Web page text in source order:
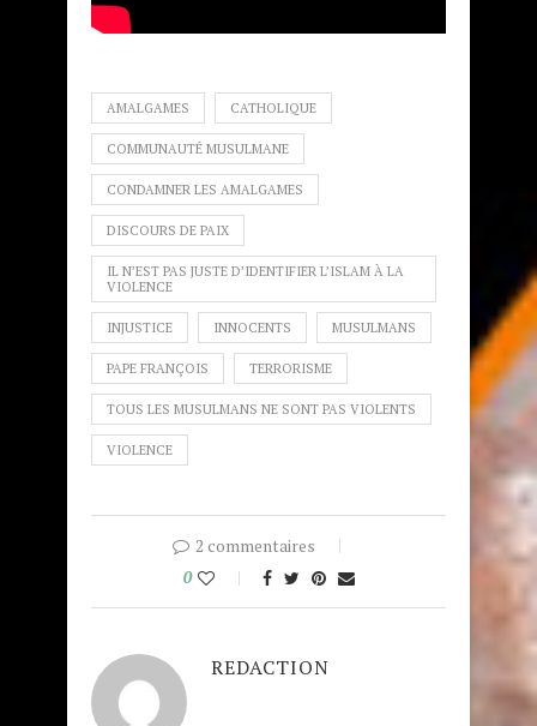
AMALGAMES CATHOLIQUE
COMMUNAUTÉ MUSULMANE
CONDAMNER LES AMALGAMES
DISCOURS DE PAIX
IL N’EST PAS JUSTE D’IDENTIFIER L’ISLAM À LA
VIOLENCE
INJUSTICE INNOCENTS MUSULMANS
PAPE FRANÇOIS TERRORISME
TOUS LES MUSULMANS NE SONT PAS VIOLENTS
VIOLENCE
2 commentaires
0
REDACTION